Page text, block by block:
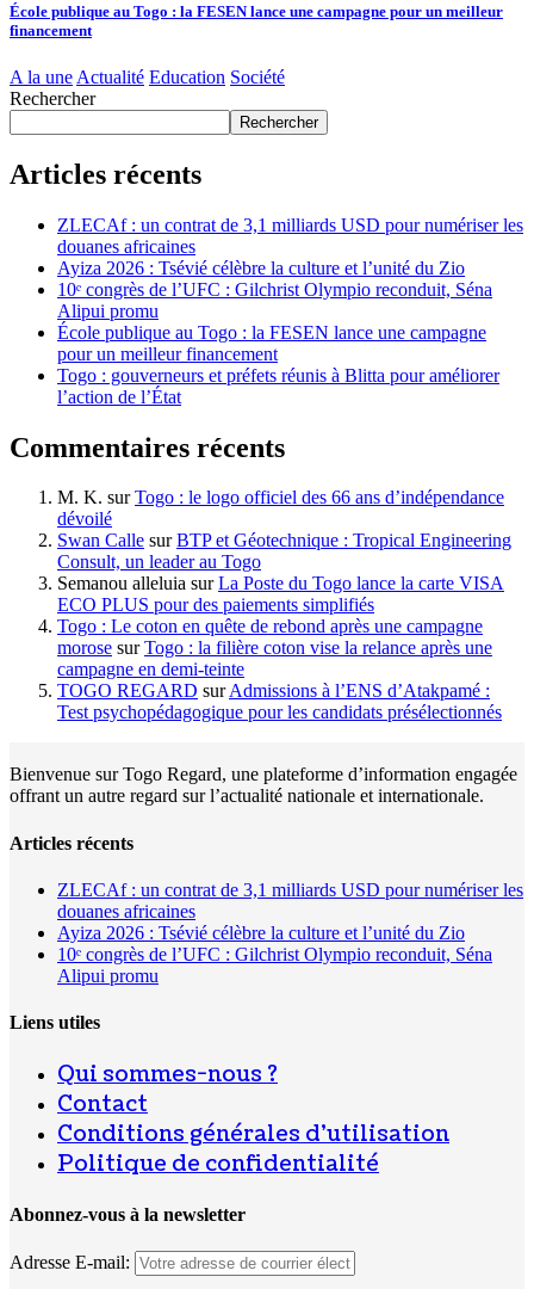
École publique au Togo : la FESEN lance une campagne pour un meilleur
financement
A la une Actualité Education Société
Rechercher
Rechercher
Articles récents
ZLECAf : un contrat de 3,1 milliards USD pour numériser les
douanes africaines
Ayiza 2026 : Tsévié célèbre la culture et l’unité du Zio
10ᵉ congrès de l’UFC : Gilchrist Olympio reconduit, Séna
Alipui promu
École publique au Togo : la FESEN lance une campagne
pour un meilleur financement
Togo : gouverneurs et préfets réunis à Blitta pour améliorer
l’action de l’État
Commentaires récents
M. K. surTogo : le logo officiel des 66 ans d’indépendance
dévoilé
Swan Calle surBTP et Géotechnique : Tropical Engineering
Consult, un leader au Togo
Semanou alleluia surLa Poste du Togo lance la carte VISA
ECO PLUS pour des paiements simplifiés
Togo : Le coton en quête de rebond après une campagne
morose surTogo : la filière coton vise la relance après une
campagne en demi-teinte
TOGO REGARD surAdmissions à l’ENS d’Atakpamé :
Test psychopédagogique pour les candidats présélectionnés
Bienvenue sur Togo Regard, une plateforme d’information engagée
offrant un autre regard sur l’actualité nationale et internationale.
Articles récents
ZLECAf : un contrat de 3,1 milliards USD pour numériser les
douanes africaines
Ayiza 2026 : Tsévié célèbre la culture et l’unité du Zio
10ᵉ congrès de l’UFC : Gilchrist Olympio reconduit, Séna
Alipui promu
Liens utiles
Qui sommes-nous ?
Contact
Conditions générales d’utilisation
Politique de confidentialité
Abonnez-vous à la newsletter
Adresse E-mail: